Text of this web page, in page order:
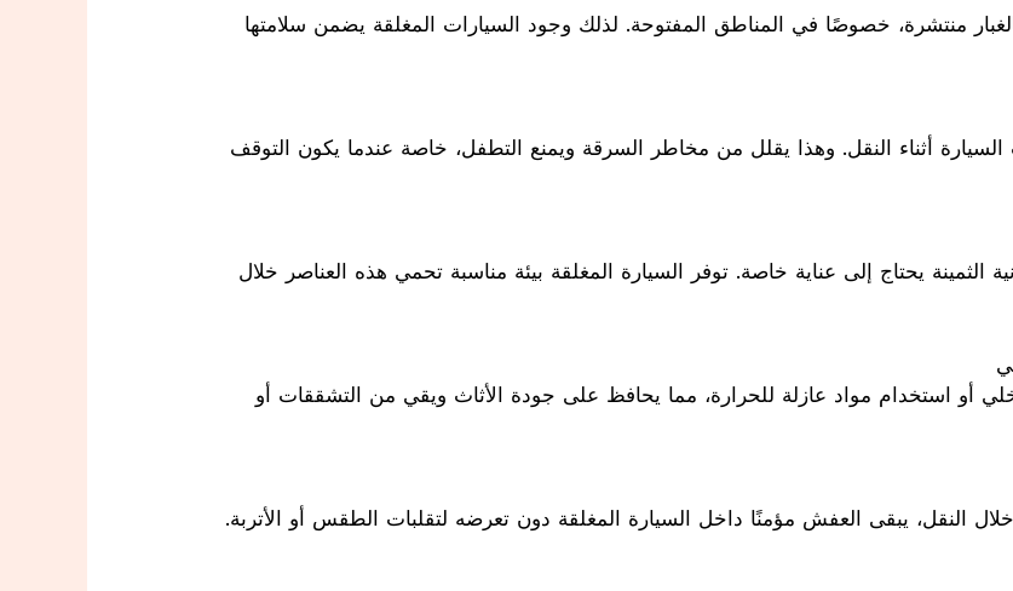
منتشرة، خصوصًا في المناطق المفتوحة. لذلك وجود السيارات المغلقة يضمن سلامتها
أثناء النقل. وهذا يقلل من مخاطر السرقة ويمنع التطفل، خاصة عندما يكون التوقف
الثمينة يحتاج إلى عناية خاصة. توفر السيارة المغلقة بيئة مناسبة تحمي هذه العناصر خلال
أو استخدام مواد عازلة للحرارة، مما يحافظ على جودة الأثاث ويقي من التشققات أو
النقل، يبقى العفش مؤمنًا داخل السيارة المغلقة دون تعرضه لتقلبات الطقس أو الأتربة.